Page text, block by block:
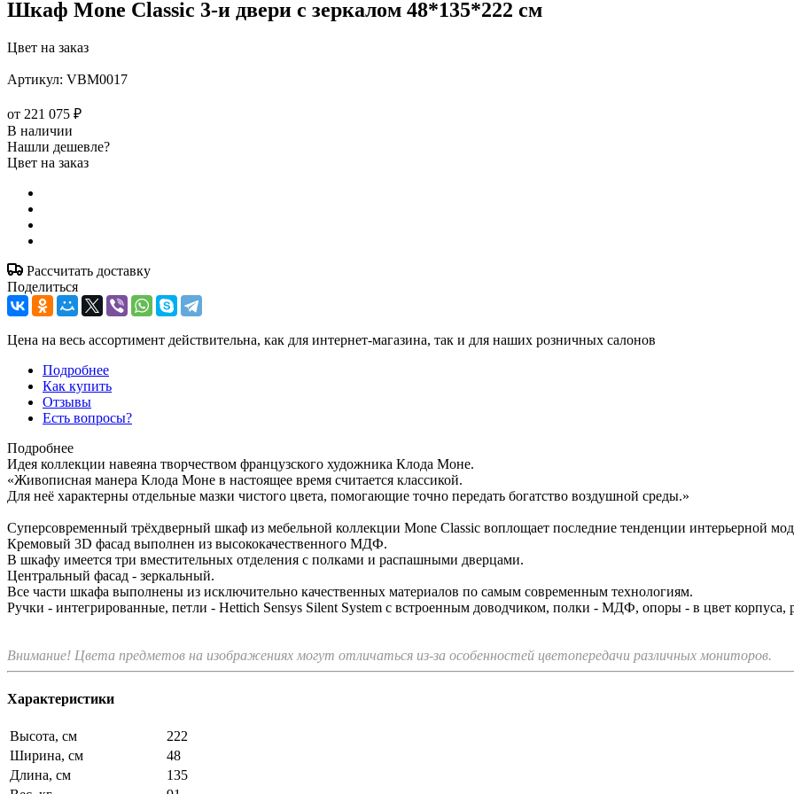
Шкаф Mone Classic 3-и двери с зеркалом 48*135*222 см
Цвет на заказ
Артикул: VBM0017
от 221 075 ₽
В наличии
Нашли дешевле?
Цвет на заказ
Рассчитать доставку
Поделиться
Цена на весь ассортимент действительна, как для интернет-магазина, так и для наших розничных салонов
Подробнее
Как купить
Отзывы
Есть вопросы?
Подробнее
Идея коллекции навеяна творчеством французского художника Клода Моне.
«Живописная манера Клода Моне в настоящее время считается классикой.
Для неё характерны отдельные мазки чистого цвета, помогающие точно передать богатство воздушной среды.»
Суперсовременный трёхдверный шкаф из мебельной коллекции Mone Classic воплощает последние тенденции интерьерной
Кремовый 3D фасад выполнен из высококачественного МДФ.
В шкафу имеется три вместительных отделения с полками и распашными дверцами.
Центральный фасад - зеркальный.
Все части шкафа выполнены из исключительно качественных материалов по самым современным технологиям.
Ручки - интегрированные, петли - Hettich Sensys Silent System с встроенным доводчиком, полки - МДФ, опоры - в цвет корпуса,
Внимание! Цвета предметов на изображениях могут отличаться из-за особенностей цветопередачи различных мониторов.
Характеристики
Высота, см
222
Ширина, см
48
Длина, см
135